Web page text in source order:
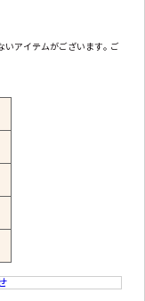
アイテムがございます｡ ご